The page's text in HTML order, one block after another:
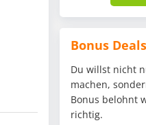
Bonus Deals
Du willst nicht
machen,
Bonus belohnt
richtig.